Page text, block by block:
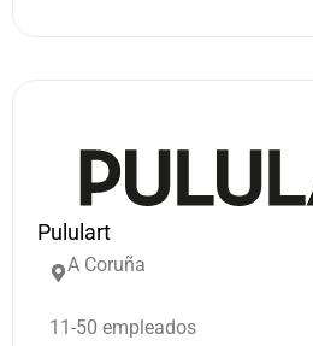
Pululart
A Coruña
11-50 empleados